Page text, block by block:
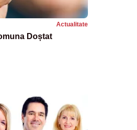
Actualitate
Doștat